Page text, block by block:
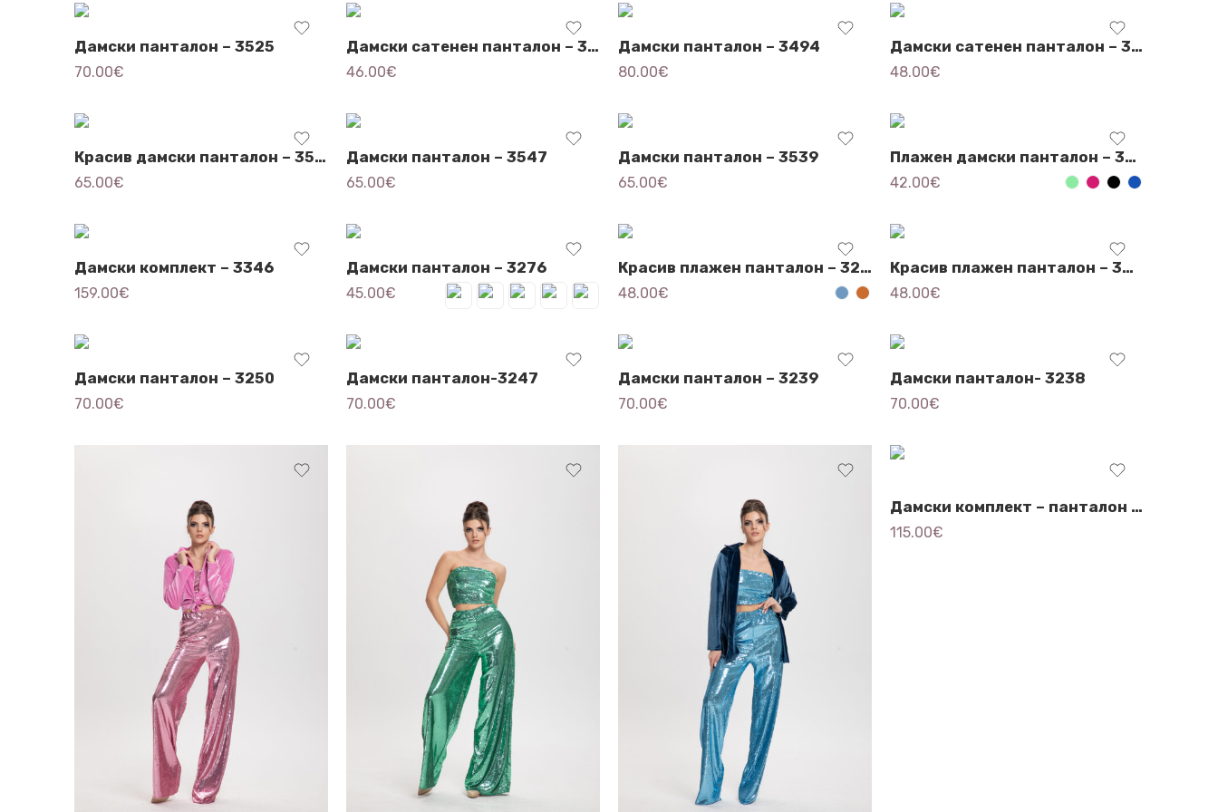
Дамски панталон – 3525
70.00€
Дамски сатенен панталон – 3501
46.00€
Дамски панталон – 3494
80.00€
Дамски сатенен панталон – 3452
48.00€
Красив дамски панталон – 3548
65.00€
Дамски панталон – 3547
65.00€
Дамски панталон – 3539
65.00€
Плажен дамски панталон – 3535
42.00€
Дамски комплект – 3346
159.00€
Дамски панталон – 3276
45.00€
Красив плажен панталон – 3288
48.00€
Красив плажен панталон – 3887
48.00€
Дамски панталон – 3250
70.00€
Дамски панталон-3247
70.00€
Дамски панталон – 3239
70.00€
Дамски панталон- 3238
70.00€
Дамски комплект – панталон и елек- 3120
115.00€